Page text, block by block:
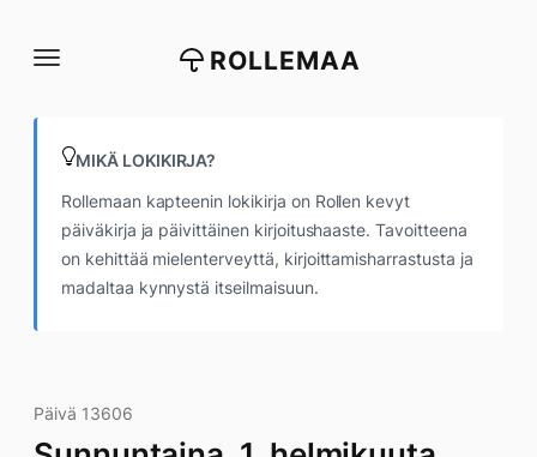
suoraan
ROLLEMAA
MIKÄ LOKIKIRJA?
Rollemaan kapteenin lokikirja on Rollen kevyt
päiväkirja ja päivittäinen kirjoitushaaste. Tavoitteena
on kehittää mielenterveyttä, kirjoittamisharrastusta ja
madaltaa kynnystä itseilmaisuun.
Päivä 13606